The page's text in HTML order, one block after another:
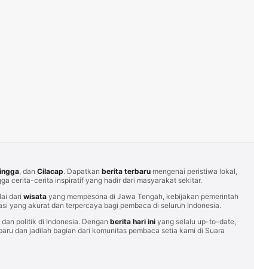
, dan Cilacap. Dapatkan berita terbaru mengenai peristiwa lokal,
cerita-cerita inspiratif yang hadir dari masyarakat sekitar.
dari wisatayang mempesona di Jawa Tengah, kebijakan pemerintah
yang akurat dan terpercaya bagi pembaca di seluruh Indonesia.
politik di Indonesia. Dengan berita hari iniyang selalu up-to-date,
dan jadilah bagian dari komunitas pembaca setia kami di Suara